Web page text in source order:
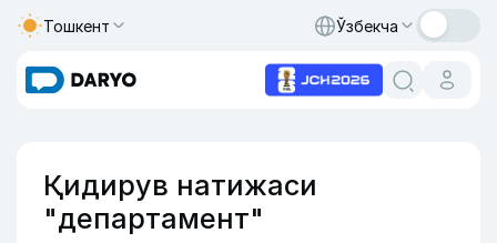
Тошкент Ўзбекча
Қидирув натижаси
"департамент"